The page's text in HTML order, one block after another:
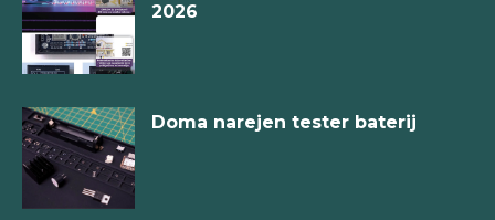
2026
Doma narejen tester baterij